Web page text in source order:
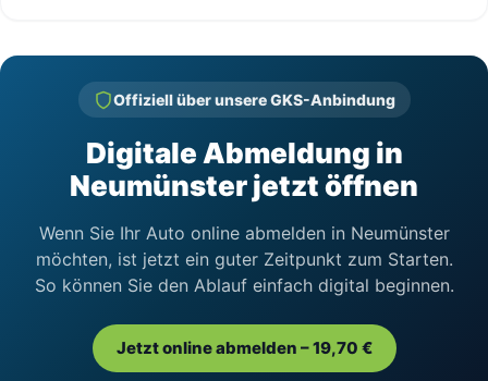
Offiziell über unsere GKS-Anbindung
Digitale Abmeldung in
Neumünster jetzt öffnen
Wenn Sie Ihr Auto online abmelden in Neumünster
möchten, ist jetzt ein guter Zeitpunkt zum Starten.
So können Sie den Ablauf einfach digital beginnen.
Jetzt online abmelden – 19,70 €